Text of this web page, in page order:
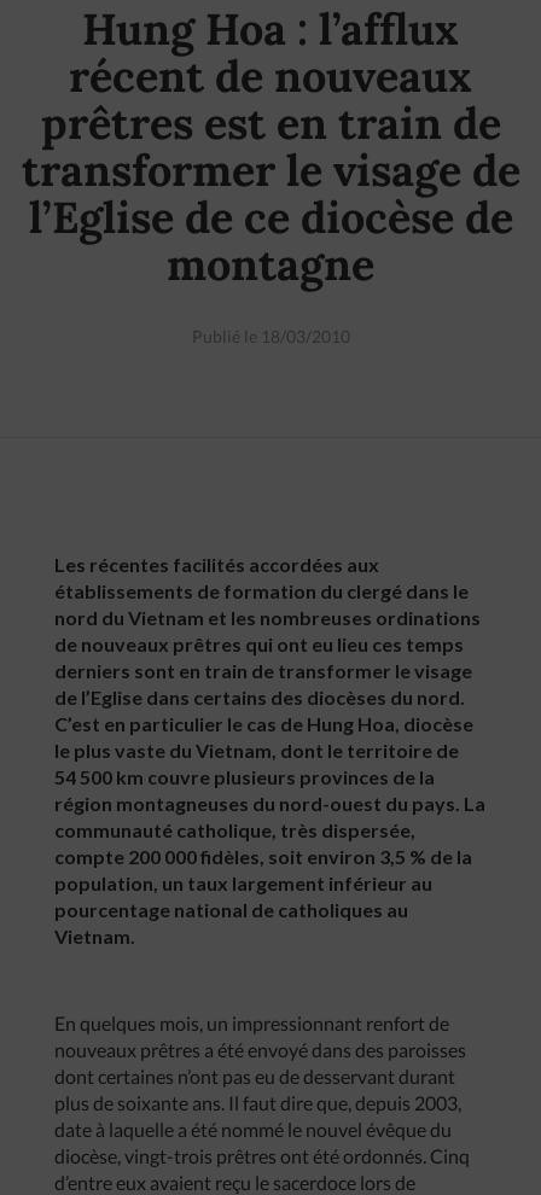
Hung Hoa : l’afflux
récent de nouveaux
prêtres est en train de
transformer le visage de
l’Eglise de ce diocèse de
montagne
Publié le 18/03/2010
Les récentes facilités accordées aux
établissements de formation du clergé dans le
nord du Vietnam et les nombreuses ordinations
de nouveaux prêtres qui ont eu lieu ces temps
derniers sont en train de transformer le visage
de l’Eglise dans certains des diocèses du nord.
C’est en particulier le cas de Hung Hoa, diocèse
le plus vaste du Vietnam, dont le territoire de
54 500 km couvre plusieurs provinces de la
région montagneuses du nord-ouest du pays. La
communauté catholique, très dispersée,
compte 200 000 fidèles, soit environ 3,5 % de la
population, un taux largement inférieur au
pourcentage national de catholiques au
Vietnam.
En quelques mois, un impressionnant renfort de
nouveaux prêtres a été envoyé dans des paroisses
dont certaines n’ont pas eu de desservant durant
plus de soixante ans. Il faut dire que, depuis 2003,
date à laquelle a été nommé le nouvel évêque du
diocèse, vingt-trois prêtres ont été ordonnés. Cinq
d’entre eux avaient reçu le sacerdoce lors de